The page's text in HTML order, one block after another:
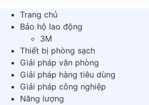
Trang chủ
Bảo hộ lao động
3M
Thiết bị phòng sạch
Giải pháp văn phòng
Giải pháp hàng tiêu dùng
Giải pháp công nghiệp
Năng lượng